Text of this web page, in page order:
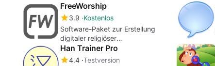
FreeWorship
3.9 Kostenlos
Software-Paket zur Erstellung
digitaler religiöser
Präsentationen
Han Trainer Pro
4.4 Testversion